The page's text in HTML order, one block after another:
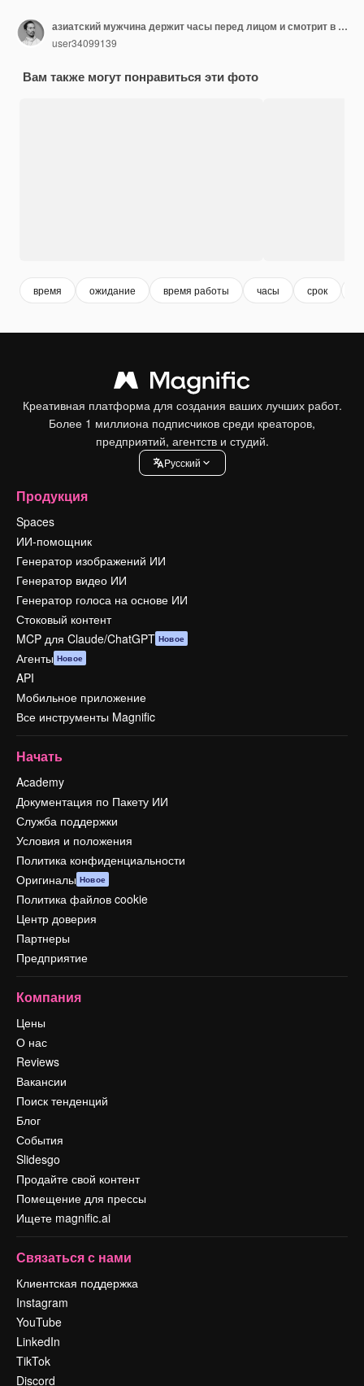
азиатский мужчина держит часы перед лицом и смотрит в камеру с удивленным выражением лица
user34099139
Вам также могут понравиться эти фото
время ожидание время работы часы срок
Креативная платформа для создания ваших лучших работ.
Более 1 миллиона подписчиков среди креаторов,
предприятий, агентств и студий.
Pусский
Продукция
Spaces
ИИ-помощник
Генератор изображений ИИ
Генератор видео ИИ
Генератор голоса на основе ИИ
Стоковый контент
MCP для Claude/ChatGPT Новое
Агенты Новое
API
Мобильное приложение
Все инструменты Magnific
Начать
Academy
Документация по Пакету ИИ
Служба поддержки
Условия и положения
Политика конфиденциальности
Оригиналы Новое
Политика файлов cookie
Центр доверия
Партнеры
Предприятие
Компания
Цены
О нас
Reviews
Вакансии
Поиск тенденций
Блог
События
Slidesgo
Продайте свой контент
Помещение для прессы
Ищете magnific.ai
Связаться с нами
Клиентская поддержка
Instagram
YouTube
LinkedIn
TikTok
Discord